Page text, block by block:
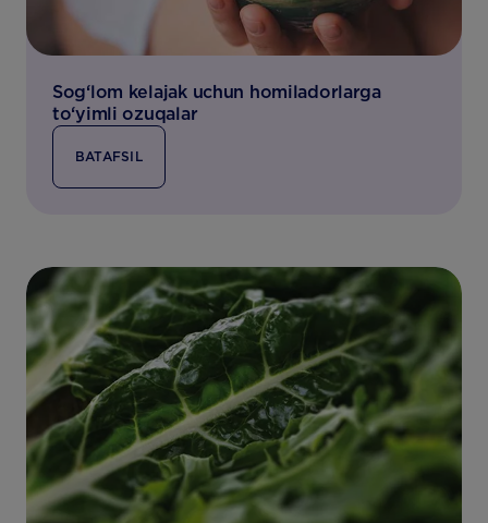
Sog‘lom kelajak uchun homiladorlarga
to‘yimli ozuqalar
BATAFSIL